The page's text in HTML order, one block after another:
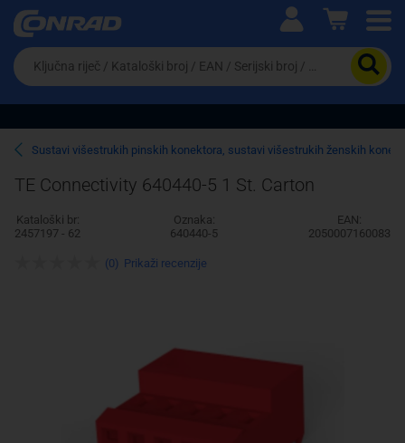
Ova postavka prilagođava asortiman proizvoda i
cijene vašim potrebama.
Pravno lice Fizičko lice
Da
biste
potražili
proizvod,
unesite
ključnu
riječ,
kataloški
broj,
EAN
ili
Sustavi višestrukih pinskih konektora, sustavi višestrukih ženskih
TE Connectivity 640440-5 1 St. Carton
Kataloški br:
2457197 - 62
Oznaka:
640440-5
EAN:
2050007160083
(0) Prikaži recenzije